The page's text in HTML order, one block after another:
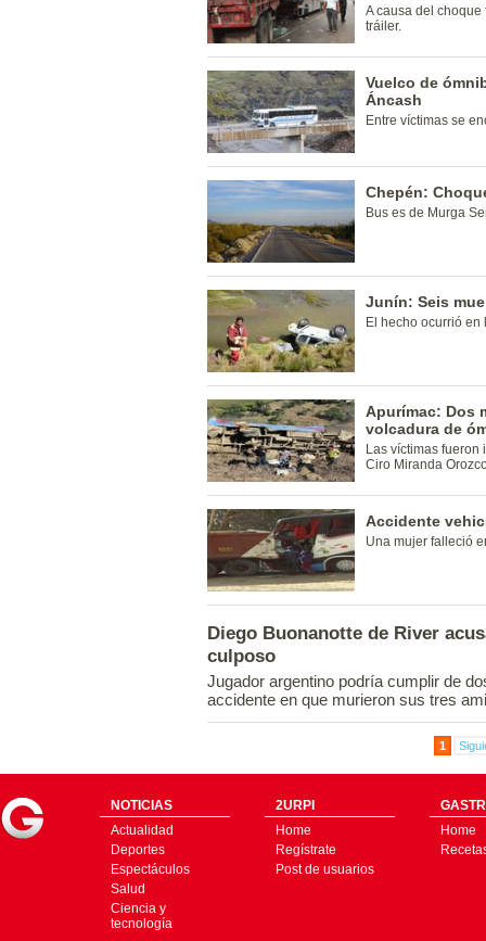
A causa del
tráiler.
Vuelco de
Áncash
Entre víctimas se
Chepén:
Bus es de Murga
Junín: Seis
El hecho ocurrió en
Apurímac: Dos
volcadura de
Las víctimas fueron
Ciro Miranda
Accidente
Una mujer falleció
Diego Buonanotte de River
culposo
Jugador argentino podría cumplir de
accidente en que murieron sus tres
1
NOTICIAS
Actualidad
Deportes
Espectáculos
Salud
Ciencia y
tecnología
2URPI
Home
Regístrate
Post de usuarios
Home